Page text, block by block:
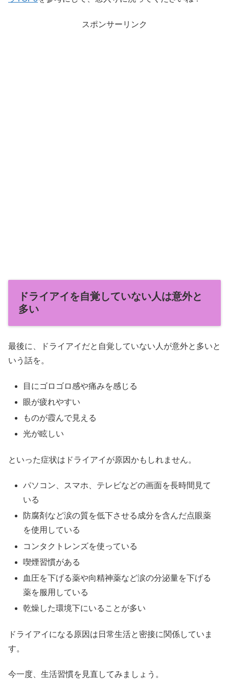
スポンサーリンク
ドライアイを自覚していない人は意外と
多い
最後に、ドライアイだと自覚していない人が意外と多いと
いう話を。
目にゴロゴロ感や痛みを感じる
眼が疲れやすい
ものが霞んで見える
光が眩しい
といった症状はドライアイが原因かもしれません。
パソコン、スマホ、テレビなどの画面を長時間見て
いる
防腐剤など涙の質を低下させる成分を含んだ点眼薬
を使用している
コンタクトレンズを使っている
喫煙習慣がある
血圧を下げる薬や向精神薬など涙の分泌量を下げる
薬を服用している
乾燥した環境下にいることが多い
ドライアイになる原因は日常生活と密接に関係していま
す。
今一度、生活習慣を見直してみましょう。